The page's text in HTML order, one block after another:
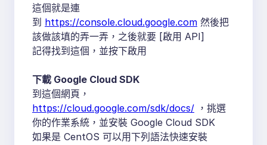
這個就是連
到 https://console.cloud.google.com 然後把
該做該填的弄一弄，之後就要 [啟用 API]
記得找到這個，並按下啟用
下載 Google Cloud SDK
到這個網頁，
https://cloud.google.com/sdk/docs/ ，挑選
你的作業系統，並安裝 Google Cloud SDK
如果是 CentOS 可以用下列語法快速安裝